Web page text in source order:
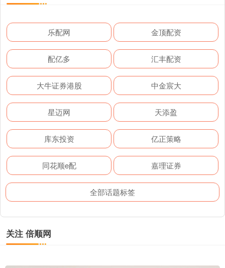
乐配网 金顶配资
配亿多 汇丰配资
大牛证券港股 中金宸大
星迈网 天添盈
库东投资 亿正策略
同花顺e配 嘉理证券
全部话题标签
关注 倍顺网